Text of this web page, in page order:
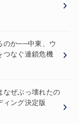
のか──中東、ウ
つなぐ連鎖危機
なぜぶっ壊れたの
ィング決定版